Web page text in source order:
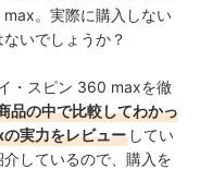
。実際に購入しない
いでしょうか？
・スピン 360 maxを徹
品の中で比較してわかっ
実力をレビュー してい
しているので、購入を